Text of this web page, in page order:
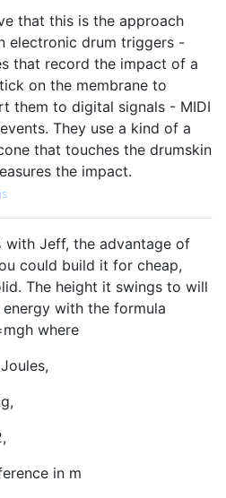
that this is the approach
electronic drum triggers -
that record the impact of a
on the membrane to
them to digital signals - MIDI
They use a kind of a
that touches the drumskin
the impact.
with Jeff, the advantage of
could build it for cheap,
The height it swings to will
with the formula
mghwhere
in m